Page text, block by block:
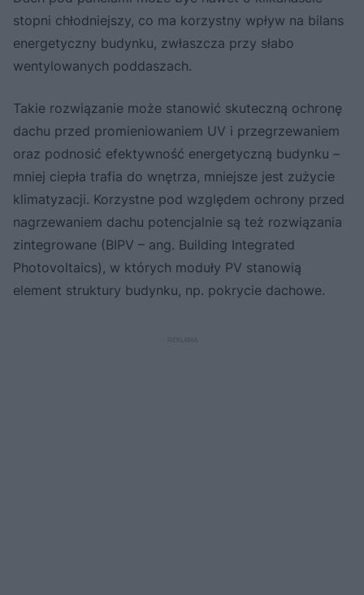
stopni chłodniejszy, co ma korzystny wpływ na bilans
energetyczny budynku, zwłaszcza przy słabo
wentylowanych poddaszach.
Takie rozwiązanie może stanowić skuteczną ochronę
dachu przed promieniowaniem UV i przegrzewaniem
oraz podnosić efektywność energetyczną budynku –
mniej ciepła trafia do wnętrza, mniejsze jest zużycie
klimatyzacji. Korzystne pod względem ochrony przed
nagrzewaniem dachu potencjalnie są też rozwiązania
zintegrowane (BIPV – ang. Building Integrated
Photovoltaics), w których moduły PV stanowią
element struktury budynku, np. pokrycie dachowe.